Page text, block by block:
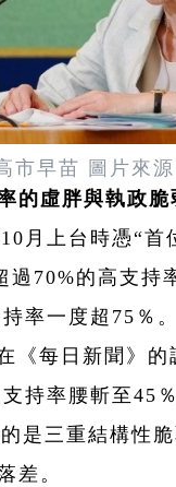
市早苗 圖片來
的虛胖與執政脆
月上台時憑“首
過70%的高支持
率一度超75％
《每日新聞》的
持率腰斬至45
是三重結構性脆
差。